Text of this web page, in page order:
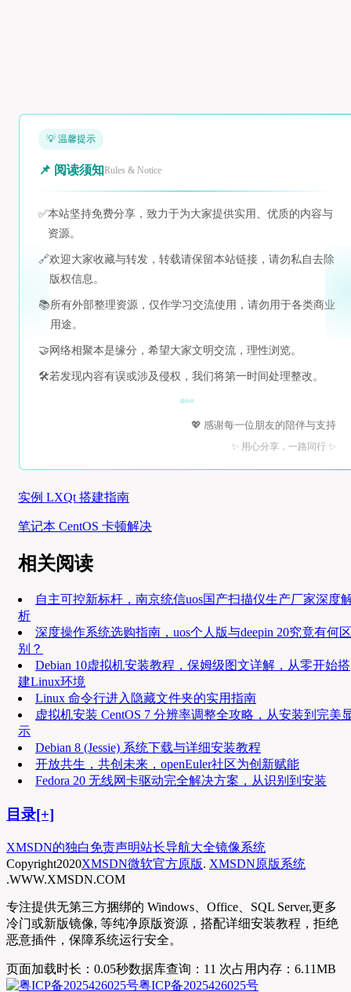
💡 温馨提示
📌 阅读须知Rules & Notice
✅本站坚持免费分享，致力于为大家提供实用、优质的内容与
资源。
🔗欢迎大家收藏与转发，转载请保留本站链接，请勿私自去除
版权信息。
📚所有外部整理资源，仅作学习交流使用，请勿用于各类商业
用途。
🤝 网络相聚本是缘分，希望大家文明交流，理性浏览。
🛠️若发现内容有误或涉及侵权，我们将第一时间处理整改。
💖 感谢每一位朋友的陪伴与支持
✨ 用心分享，一路同行 ✨
实例 LXQt 搭建指南
笔记本 CentOS 卡顿解决
相关阅读
自主可控新标杆，南京统信uos国产扫描仪生产厂家深度
析
深度操作系统选购指南，uos个人版与deepin 20究竟有何区
别？
Debian 10虚拟机安装教程，保姆级图文详解，从零开始搭
建Linux环境
Linux 命令行进入隐藏文件夹的实用指南
虚拟机安装 CentOS 7 分辨率调整全攻略，从安装到完美
示
Debian 8 (Jessie) 系统下载与详细安装教程
开放共生，共创未来，openEuler社区为创新赋能
Fedora 20 无线网卡驱动完全解决方案，从识别到安装
目录[+]
XMSDN的独白免责声明站长导航大全镜像系统
Copyright2020XMSDN微软官方原版. XMSDN原版系统
.WWW.XMSDN.COM
专注提供无第三方捆绑的 Windows、Office、SQL Server,更多
冷门或新版镜像, 等纯净原版资源，搭配详细安装教程，拒绝
恶意插件，保障系统运行安全。
页面加载时长：0.05秒数据库查询：11 次占用内存：6.11MB
粤ICP备2025426025号